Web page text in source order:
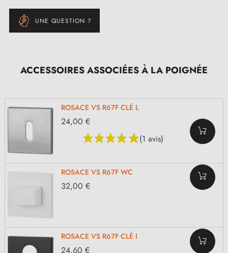
UNE QUESTION ?
ACCESSOIRES ASSOCIÉES À LA POIGNÉE
ROSACE VS R67F CLÉ L
(1 avis)
24,00 €
ROSACE VS R67F WC
32,00 €
ROSACE VS R67F CLÉ I
24,60 €